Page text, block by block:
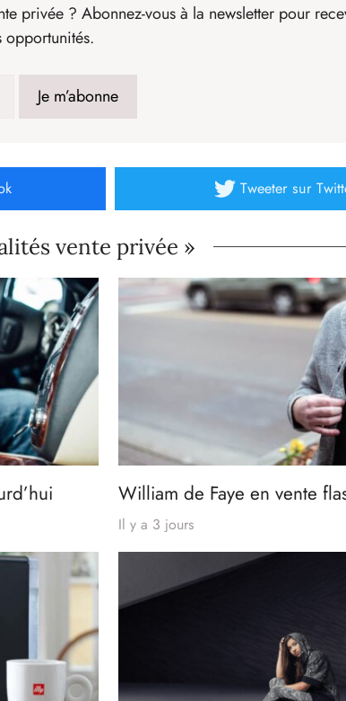
privée ? Abonnez-vous à la newsletter pour
opportunités.
Tweetersur
vente privée »
William de Faye en vente
Il y a 3 jours